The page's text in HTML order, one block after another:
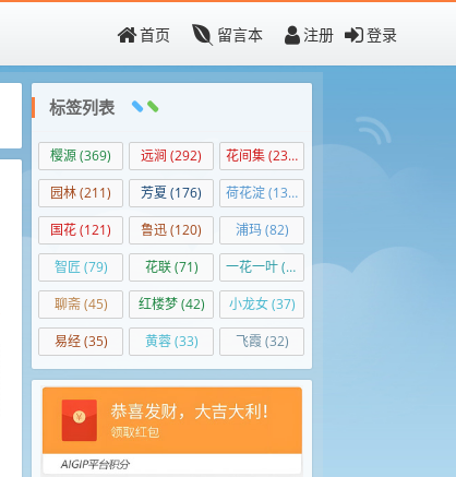
首页 留言本 注册 登录
标签列表
樱源(369) 远涧 (292) 花间集(236)
园林(211) 芳夏 (176) 荷花淀(139)
国花(121) 鲁迅(120) 浦玛(82)
智匠 (79) 花联(71) 一花一叶(50)
聊斋(45) 红楼梦(42) 小龙女(37)
易经(35) 黄蓉(33) 飞霞 (32)